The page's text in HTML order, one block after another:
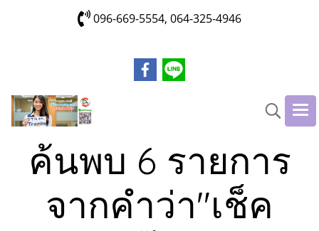
096-669-5554, 064-325-4946
ค้นพบ 6 รายการ
จากคำว่า"เช็ค